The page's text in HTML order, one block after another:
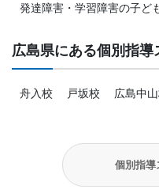
発達障害・学習障害の子ど
広島県にある個別指
舟入校 戸坂校 広島中
個別指導